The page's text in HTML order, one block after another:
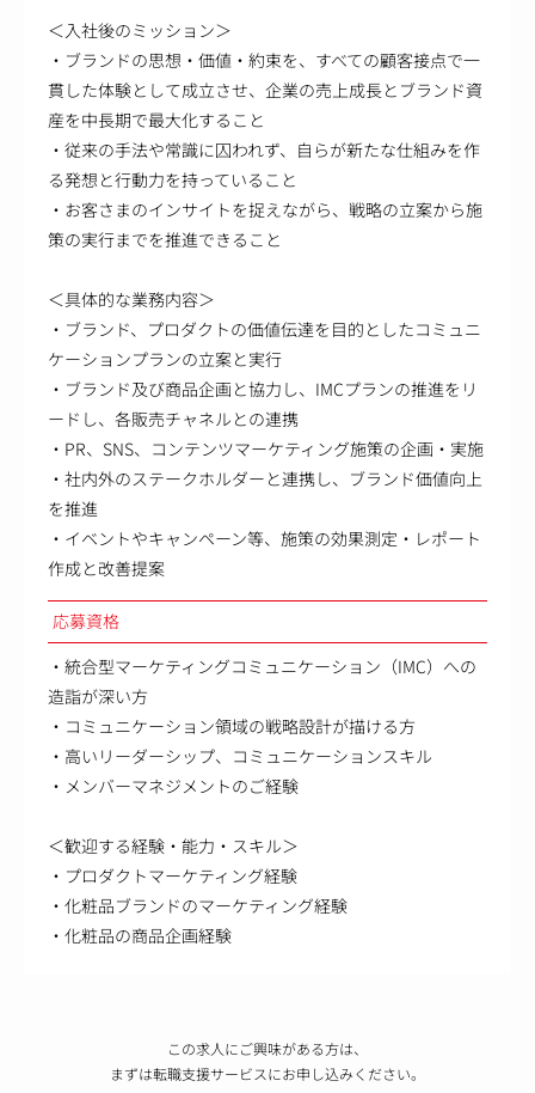
＜入社後のミッション＞
・ブランドの思想・価値・約束を、すべての顧客接点で一
貫した体験として成立させ、企業の売上成長とブランド資
産を中長期で最大化すること
・従来の手法や常識に囚われず、自らが新たな仕組みを作
る発想と行動力を持っていること
・お客さまのインサイトを捉えながら、戦略の立案から施
策の実行までを推進できること
＜具体的な業務内容＞
・ブランド、プロダクトの価値伝達を目的としたコミュニ
ケーションプランの立案と実行
・ブランド及び商品企画と協力し、IMCプランの推進をリ
ードし、各販売チャネルとの連携
・PR、SNS、コンテンツマーケティング施策の企画・実施
・社内外のステークホルダーと連携し、ブランド価値向上
を推進
・イベントやキャンペーン等、施策の効果測定・レポート
作成と改善提案
応募資格
・統合型マーケティングコミュニケーション（IMC）への
造詣が深い方
・コミュニケーション領域の戦略設計が描ける方
・高いリーダーシップ、コミュニケーションスキル
・メンバーマネジメントのご経験
＜歓迎する経験・能力・スキル＞
・プロダクトマーケティング経験
・化粧品ブランドのマーケティング経験
・化粧品の商品企画経験
この求人にご興味がある方は、
まずは転職支援サービスにお申し込みください。